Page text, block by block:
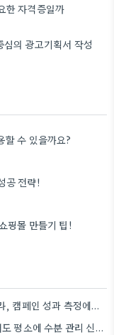
한 자격증일까
의 광고기획서 작성
할 수 있을까요?
공 전략!
핑몰 만들기 팁!
통계 지식 습득이 단순히 보고서 작성뿐 아니라, 캠페인 성과 측정에도 도움이 된다니 흥미롭네요.
환절기 건조함 때문에 피부 고민 많으시죠? 저도 평소에 수분 관리 신경 쓰느라 시간 오래 뺏깁니다.